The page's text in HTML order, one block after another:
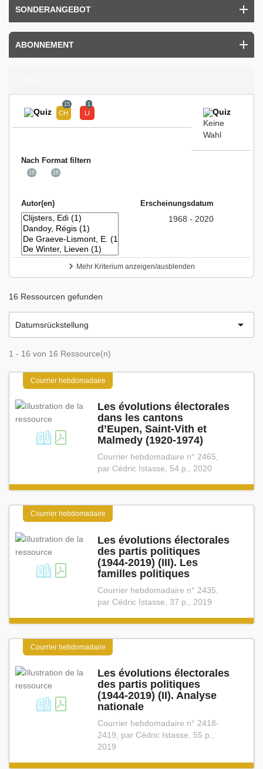
SONDERANGEBOT
ABONNEMENT
15 1
Keine
Wahl
Nach Format filtern
16 16
Autor(en) Erscheinungsdatum
1968 - 2020
Mehr Kriterium anzeigen/ausblenden
16 Ressourcen gefunden
Datumsrückstellung 
1 - 16 von 16 Ressource(n)
Courrier hebdomadaire
Les évolutions électorales
dans les cantons
d’Eupen, Saint⁠-⁠Vith et
Malmedy (1920⁠-⁠1974)
Courrier hebdomadaire n° 2465,
par Cédric Istasse, 54 p., 2020
Courrier hebdomadaire
Les évolutions électorales
des partis politiques
(1944⁠-⁠2019) (III). Les
familles politiques
Courrier hebdomadaire n° 2435,
par Cédric Istasse, 37 p., 2019
Courrier hebdomadaire
Les évolutions électorales
des partis politiques
(1944⁠-⁠2019) (II). Analyse
nationale
Courrier hebdomadaire n° 2418-
2419, par Cédric Istasse, 55 p.,
2019